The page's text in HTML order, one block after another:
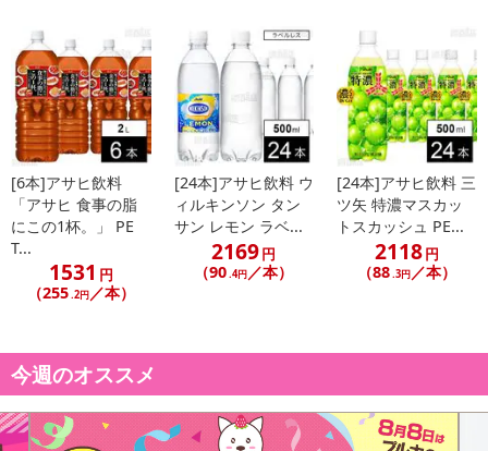
[6本]アサヒ飲料
「アサヒ 食事の脂
にこの1杯。」 PE
T...
1531 円
（255.2円／本）
[24本]アサヒ飲料 ウ
ィルキンソン タン
サン レモン ラベ...
2169円
（90.4円／本）
[24本]アサヒ飲料 三
ツ矢 特濃マスカッ
トスカッシュ PE...
2118円
（88.3円／本）
今週のオススメ